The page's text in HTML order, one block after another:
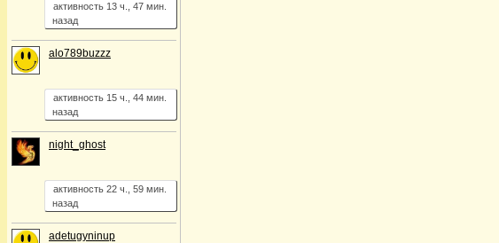
активность 13 ч., 47 мин.
назад
alo789buzzz
активность 15 ч., 44 мин.
назад
night_ghost
активность 22 ч., 59 мин.
назад
adetugyninup